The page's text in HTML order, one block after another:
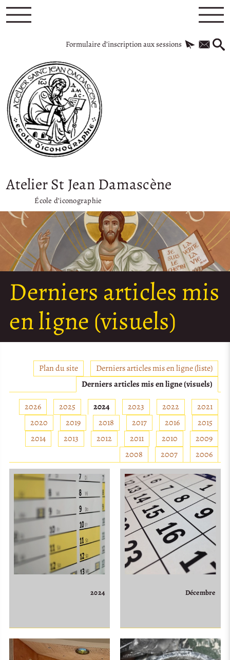
Formulaire d’inscription aux sessions
Atelier St Jean Damascène
École d’iconographie
Derniers articles mis
en ligne (visuels)
Plan du site
Derniers articles mis en ligne (liste)
Derniers articles mis en ligne (visuels)
2026 2025 2024 2023 2022
2021
2020
2019 2018 2017 2016
2015
2014
2013 2012 2011 2010
2009
2008
2007 2006
2024 Décembre